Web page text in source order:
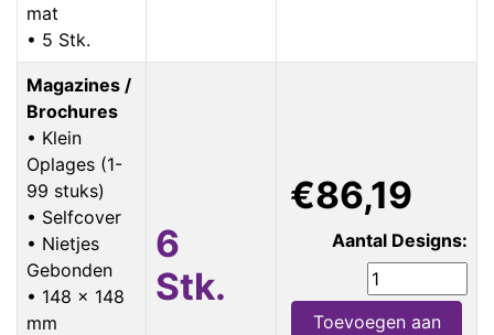
mat
• 5 Stk.
Magazines /
Brochures
• Klein
Oplages (1-
99 stuks)
• Selfcover
• Nietjes
Gebonden
• 148 x 148
mm
6
Stk.
€86,19
Aantal Designs:
Toevoegen aan